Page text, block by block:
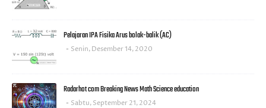
Pelajaran IPA Fisika Arus bolak-balik (AC)
Senin, Desember 14, 2020
Radarhot com Breaking News Math Science education
Sabtu, September 21, 2024